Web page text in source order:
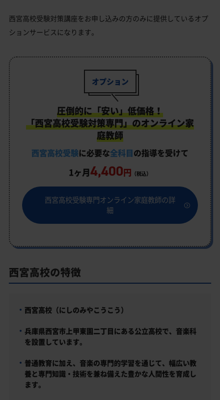
西宮高校受験対策講座をお申し込みの方のみに提供しているオプ
ションサービスになります。
オプション
圧倒的に「安い」低価格！
「西宮高校受験対策専門」のオンライン家
庭教師
西宮高校受験に必要な全科目の指導を受けて
1ヶ月4,400円 （税込）
西宮高校受験専門オンライン家庭教師の詳
細
西宮高校の特徴
西宮高校（にしのみやこうこう）
兵庫県西宮市上甲東園二丁目にある公立高校で、音楽科
を設置しています。
普通教育に加え、音楽の専門的学習を通じて、幅広い教
養と専門知識・技術を兼ね備えた豊かな人間性を育成し
ます。